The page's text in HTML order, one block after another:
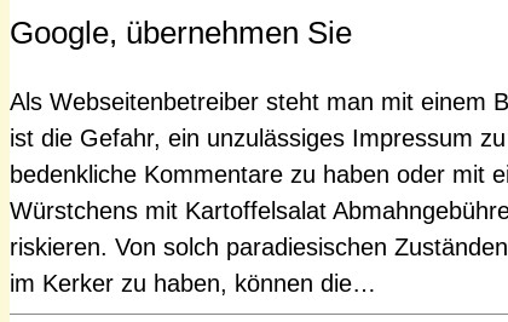
Google, übernehmen Sie
Als Webseitenbetreiber steht man mit einem
ist die Gefahr, ein unzulässiges Impressum
bedenkliche Kommentare zu haben oder mit
Würstchens mit Kartoffelsalat
riskieren. Von solch paradiesischen
im Kerker zu haben, können die…